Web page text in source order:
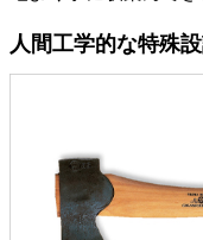
人間工学的な特殊